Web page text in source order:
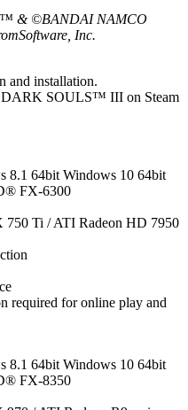
& ©BANDAI NAMCO
Inc.
and installation.
DARK SOULS™ III on Steam
8.1 64bit Windows 10 64bit
FX-6300
Ti / ATI Radeon HD 7950
required for online play and
8.1 64bit Windows 10 64bit
FX-8350